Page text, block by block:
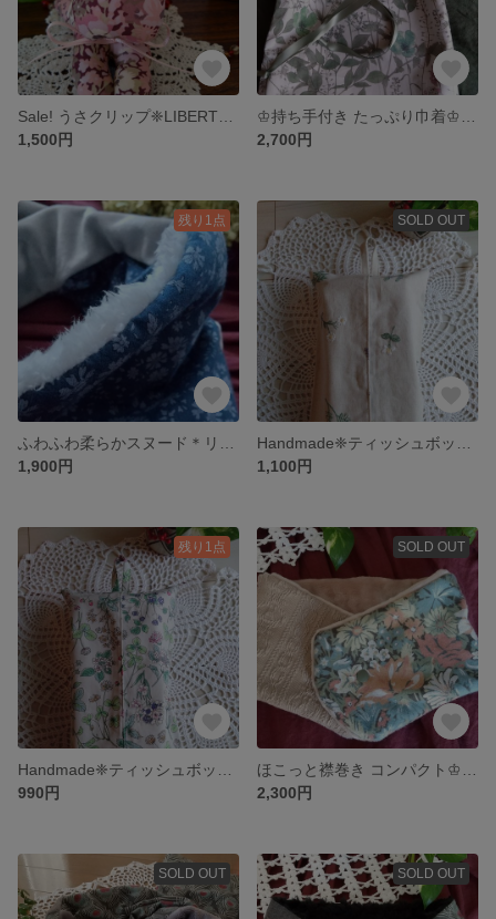
1,500円
2,700円
残り1点
1,900円
SOLD OUT
1,100円
残り1点
990円
SOLD OUT
2,300円
SOLD OUT SOLD OUT